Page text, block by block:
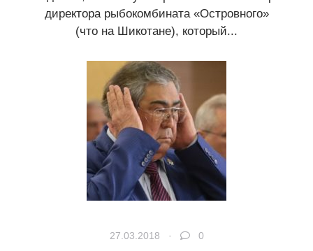
директора рыбокомбината «Островного»
(что на Шикотане), который...
27.03.2018 · 0